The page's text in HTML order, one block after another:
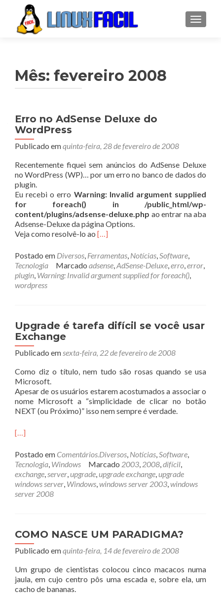
Mês: fevereiro 2008
Erro no AdSense Deluxe do
WordPress
Publicado emquinta-feira, 28 de fevereiro de 2008
Recentemente fiquei sem anúncios do AdSense Deluxe
no WordPress (WP)… por um erro no banco de dados do
plugin.
Eu recebi o erro Warning: Invalid argument supplied
for foreach() in /public_html/wp-
content/plugins/adsense-deluxe.php ao entrar na aba
Adsense-Deluxe da página Options.
Veja como resolvê-lo ao […]
Postado em Diversos, Ferramentas, Notícias,Software,
Tecnologia
Marcado adsense,AdSense-Deluxe,erro,error,
plugin, Warning: Invalid argument supplied for foreach(),
wordpress
Upgrade é tarefa difícil se você usar
Exchange
Publicado emsexta-feira, 22 de fevereiro de 2008
Como diz o título, nem tudo são rosas quando se usa
Microsoft.
Apesar de os usuários estarem acostumados a associar o
nome Microsoft a “simplicidade de clicar no botão
NEXT (ou Próximo)” isso nem sempre é verdade.
[…]
Postado em Comentários.Diversos, Notícias,Software,
Tecnologia, Windows Marcado 2003, 2008,difícil,
exchange,server,upgrade,upgrade exchange,upgrade
windows server, Windows,windows server 2003,windows
server 2008
COMO NASCE UM PARADIGMA?
Publicado emquinta-feira, 14 de fevereiro de 2008
Um grupo de cientistas colocou cinco macacos numa
jaula, em cujo centro pôs uma escada e, sobre ela, um
cacho de bananas.
Navegação
por